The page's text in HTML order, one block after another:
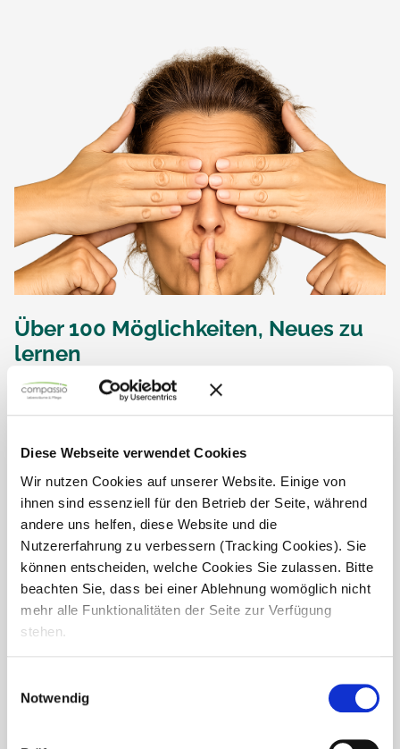
Diese Webseite verwendet Cookies
Wir nutzen Cookies auf unserer Website. Einige von
ihnen sind essenziell für den Betrieb der Seite, während
andere uns helfen, diese Website und die
Nutzererfahrung zu verbessern (Tracking Cookies). Sie
können entscheiden, welche Cookies Sie zulassen. Bitte
beachten Sie, dass bei einer Ablehnung womöglich nicht
mehr alle Funktionalitäten der Seite zur Verfügung
stehen.
Notwendig
Über 100 Möglichkeiten, Neues zu
lernen
Weiterentwicklung gehört bei compassio ganz
unterschiedliche Berufsgruppen.
Von Humor & Demenz, Aromapflege oder Bewegung
trotz(t)...